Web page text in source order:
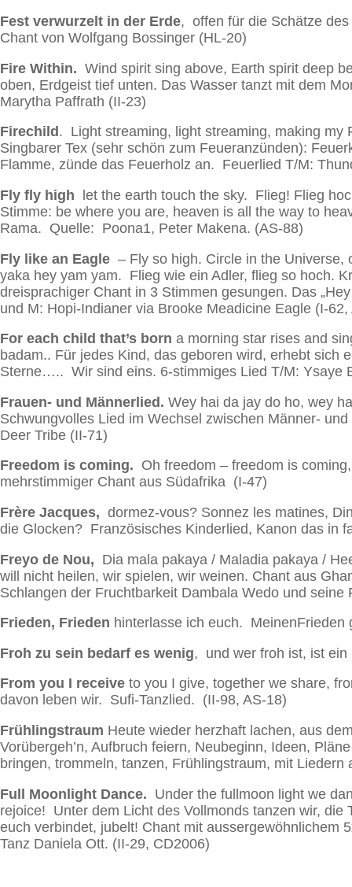
Fest verwurzelt in der Erde, offen für die Schätze
Chant von Wolfgang Bossinger (HL-20)
Fire Within. Wind spirit sing above, Earth spirit deep
oben, Erdgeist tief unten. Das Wasser tanzt mit dem
Marytha Paffrath (II-23)
Firechild . Light streaming, light streaming, making my
Singbarer Tex (sehr schön zum Feueranzünden):
Flamme, zünde das Feuerholz an. Feuerlied T/M:
Fly fly high let the earth touch the sky. Flieg! Flieg
Stimme: be where you are, heaven is all the way to
Rama. Quelle: Poona1, Peter Makena. (AS-88)
Fly like an Eagle – Fly so high. Circle in the Universe,
yaka hey yam yam. Flieg wie ein Adler, flieg so hoch.
dreisprachiger Chant in 3 Stimmen gesungen. Das
und M: Hopi-Indianer via Brooke Meadicine Eagle (I-
For each child that’s born a morning star rises and
badam.. Für jedes Kind, das geboren wird, erhebt sich
Sterne….. Wir sind eins. 6-stimmiges Lied T/M: Ysaye
Frauen- und Männerlied. Wey hai da jay do ho, wey
Schwungvolles Lied im Wechsel zwischen Männer-
Deer Tribe (II-71)
Freedom is coming. Oh freedom – freedom is
mehrstimmiger Chant aus Südafrika (I-47)
Frère Jacques, dormez-vous? Sonnez les matines,
die Glocken? Französisches Kinderlied, Kanon das in
Freyo de Nou, Dia mala pakaya / Maladia pakaya /
will nicht heilen, wir spielen, wir weinen. Chant aus
Schlangen der Fruchtbarkeit Dambala Wedo und
Frieden, Frieden hinterlasse ich euch.
Froh zu sein bedarf es wenig, und wer froh ist, ist
From you I receive to you I give, together we share,
davon leben wir. Sufi-Tanzlied. (II-98, AS-18)
Frühlingstraum Heute wieder herzhaft lachen, aus
Vorübergeh’n, Aufbruch feiern, Neubeginn, Ideen,
bringen, trommeln, tanzen, Frühlingstraum, mit
Full Moonlight Dance. Under the fullmoon light we
rejoice! Unter dem Licht des Vollmonds tanzen wir,
euch verbindet, jubelt! Chant mit aussergewöhnlichem
Tanz Daniela Ott. (II-29, CD2006)